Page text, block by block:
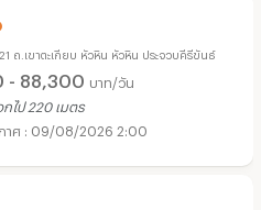
ถ.เขาตะเกียบ หัวหิน หัวหิน ประจวบคีรีขันธ์
- 88,300 บาท/วัน
กไป 220 เมตร
09/08/2026 2:00